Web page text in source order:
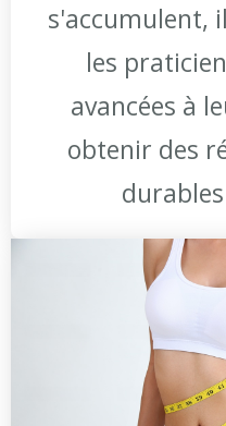
s'accumulent,
les
avancées à
obtenir des